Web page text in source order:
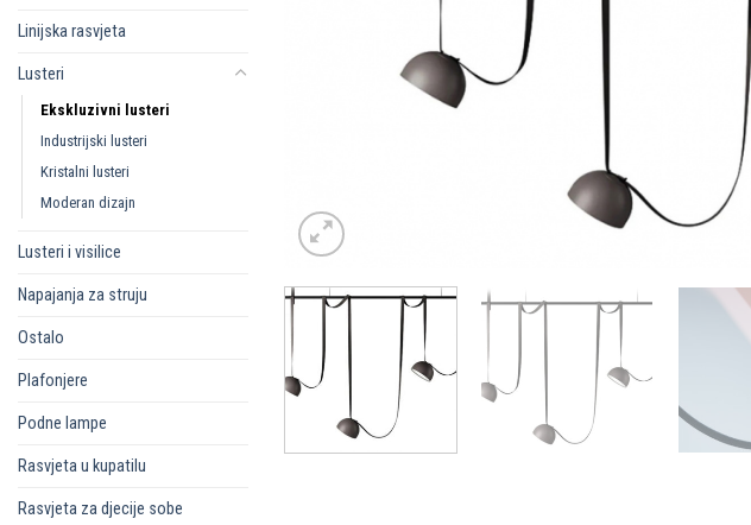
Linijska rasvjeta
Lusteri
Ekskluzivni lusteri
Industrijski lusteri
Kristalni lusteri
Moderan dizajn
Lusteri i visilice
Napajanja za struju
Ostalo
Plafonjere
Podne lampe
Rasvjeta u kupatilu
Rasvjeta za djecije sobe